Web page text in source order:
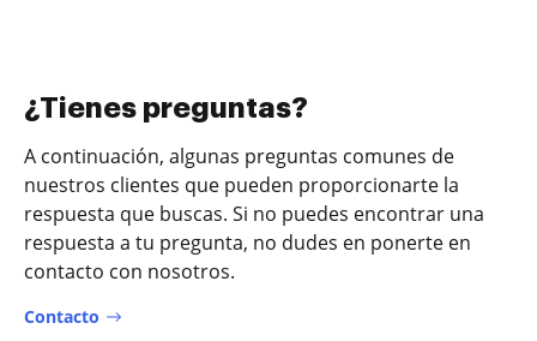
¿Tienes preguntas?
A continuación, algunas preguntas comunes de
nuestros clientes que pueden proporcionarte la
respuesta que buscas. Si no puedes encontrar una
respuesta a tu pregunta, no dudes en ponerte en
contacto con nosotros.
Contacto